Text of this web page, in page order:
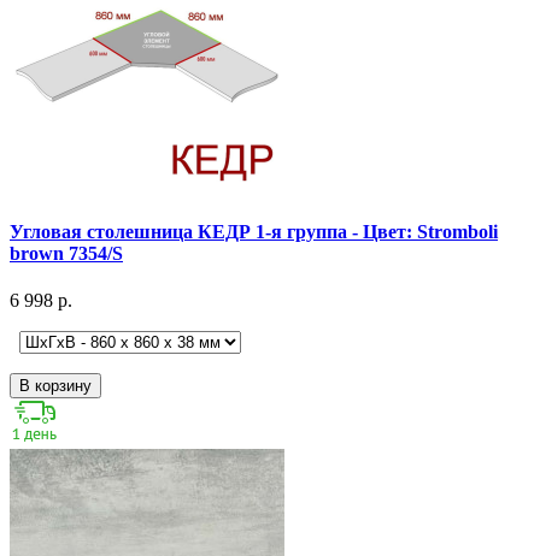
Угловая столешница КЕДР 1-я группа - Цвет: Stromboli
brown 7354/S
6 998 р.
В корзину